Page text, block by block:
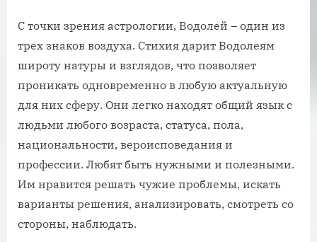
С точки зрения астрологии, Водолей – один из
трех знаков воздуха. Стихия дарит Водолеям
широту натуры и взглядов, что позволяет
проникать одновременно в любую актуальную
для них сферу. Они легко находят общий язык с
людьми любого возраста, статуса, пола,
национальности, вероисповедания и
профессии. Любят быть нужными и полезными.
Им нравится решать чужие проблемы, искать
варианты решения, анализировать, смотреть со
стороны, наблюдать.